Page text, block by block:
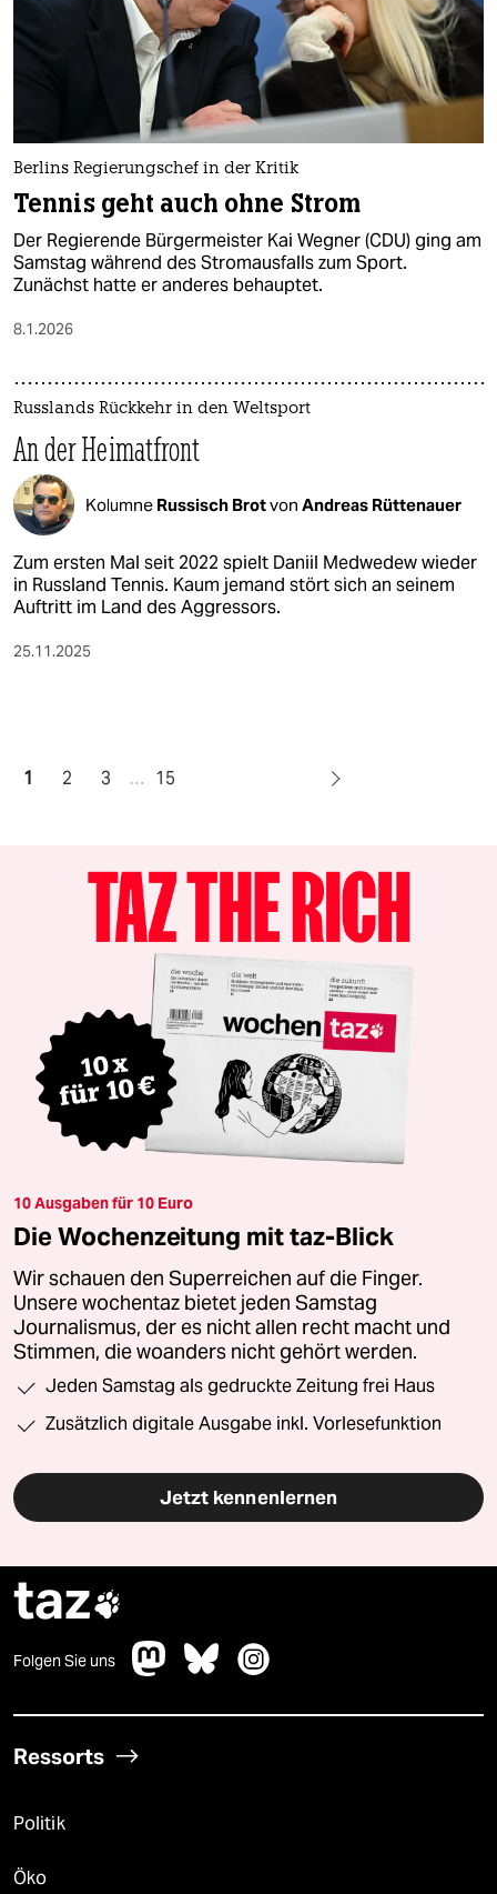
Berlins Regierungschef in der Kritik
Tennis geht auch ohne Strom
Der Regierende Bürgermeister Kai Wegner (CDU) ging am
Samstag während des Stromausfalls zum Sport.
Zunächst hatte er anderes behauptet.
8.1.2026
Russlands Rückkehr in den Weltsport
An der Heimatfront
Kolumne Russisch Brotvon Andreas Rüttenauer
Zum ersten Mal seit 2022 spielt Daniil Medwedew wieder
in Russland Tennis. Kaum jemand stört sich an seinem
Auftritt im Land des Aggressors.
25.11.2025
1 2 3 … 15
10 Ausgaben für 10 Euro
Die Wochenzeitung mit taz-Blick
Wir schauen den Superreichen auf die Finger.
Unsere wochentaz bietet jeden Samstag
Journalismus, der es nicht allen recht macht und
Stimmen, die woanders nicht gehört werden.
Jeden Samstag als gedruckte Zeitung frei Haus
Zusätzlich digitale Ausgabe inkl. Vorlesefunktion
Jetzt kennenlernen
taz
Folgen Sie uns
Ressorts
Politik
Öko